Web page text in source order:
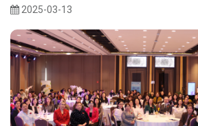
2025-03-13